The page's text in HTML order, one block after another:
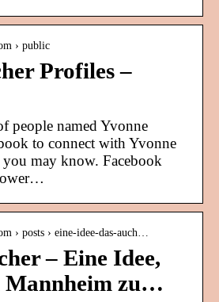
› public
Profiles –
people named Yvonne
to connect with Yvonne
you may know. Facebook
› posts › eine-idee-das-auch…
– Eine Idee,
Mannheim zu…